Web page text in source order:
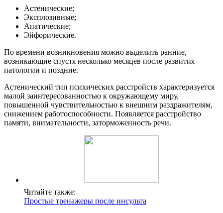
Астенические;
Эксплозивные;
Апатические;
Эйфорические.
По времени возникновения можно выделить ранние,
возникающие спустя несколько месяцев после развития
патологии и поздние.
Астенический тип психических расстройств характеризуется
малой заинтересованностью к окружающему миру,
повышенной чувствительностью к внешним раздражителям,
снижением работоспособности. Появляется расстройство
памяти, внимательности, заторможенность речи.
Читайте также:
Простые тренажеры после инсульта